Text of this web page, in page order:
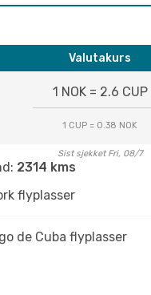
Valutakurs
1 NOK = 2.6 CUP
1 CUP = 0.38 NOK
Sist sjekket Fri, 08/7
2314 kms
flyplasser
de Cuba flyplasser